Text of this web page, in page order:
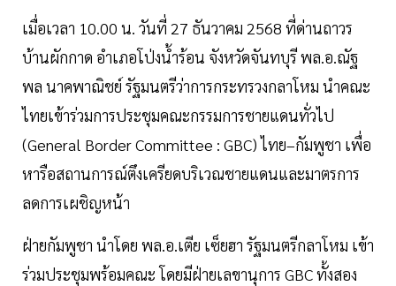
เมื่อเวลา 10.00 น. วันที่ 27 ธันวาคม 2568 ที่ด่านถาวร
บ้านผักกาด อำเภอโป่งน้ำร้อน จังหวัดจันทบุรี พล.อ.ณัฐ
พล นาคพาณิชย์ รัฐมนตรีว่าการกระทรวงกลาโหม นำคณะ
ไทยเข้าร่วมการประชุมคณะกรรมการชายแดนทั่วไป
(General Border Committee : GBC) ไทย–กัมพูชา เพื่อ
หารือสถานการณ์ตึงเครียดบริเวณชายแดนและมาตรการ
ลดการเผชิญหน้า
ฝ่ายกัมพูชา นำโดย พล.อ.เตีย เซ็ยฮา รัฐมนตรีกลาโหม เข้า
ร่วมประชุมพร้อมคณะ โดยมีฝ่ายเลขานุการ GBC ทั้งสอง